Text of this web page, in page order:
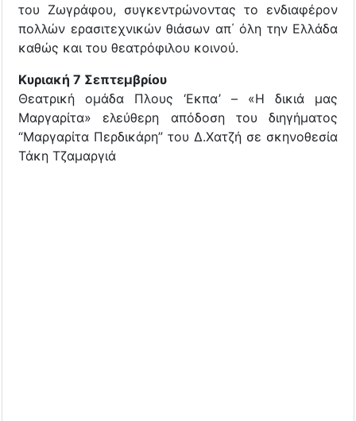
του Ζωγράφου, συγκεντρώνοντας το ενδιαφέρον
πολλών ερασιτεχνικών θιάσων απ΄ όλη την Ελλάδα
καθώς και του θεατρόφιλου κοινού.
Κυριακή 7 Σεπτεμβρίου
Θεατρική ομάδα Πλους ‘Εκπα’ – «Η δικιά μας
Μαργαρίτα» ελεύθερη απόδοση του διηγήματος
“Μαργαρίτα Περδικάρη” του Δ.Χατζή σε σκηνοθεσία
Τάκη Τζαμαργιά